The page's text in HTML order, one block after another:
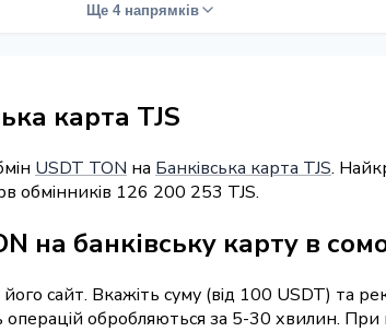
Ще 4 напрямків
карта TJS
USDT TON на Банківська карта TJS.
обмінників 126 200 253 TJS.
на банківську карту в
сайт. Вкажіть суму (від 100 USDT) та
операцій обробляються за 5-30 хвилин.